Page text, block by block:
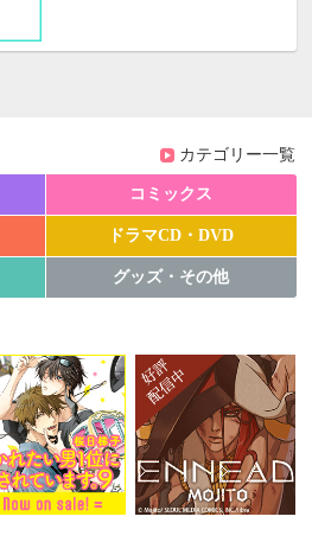
カテゴリー一覧
コミックス
ドラマCD・DVD
グッズ・その他